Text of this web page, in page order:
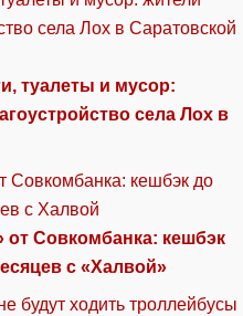
туалеты и мусор:
села Лох в
Совкомбанка: кешбэк
с «Халвой»